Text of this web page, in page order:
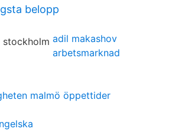
belopp
adil makashov
arbetsmarknad
malmö öppettider